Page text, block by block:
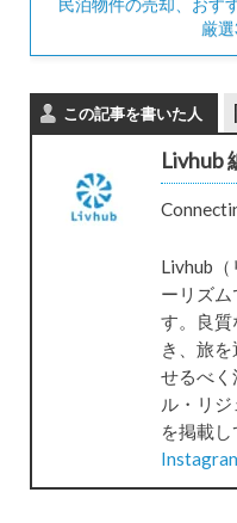
厳
この記事を書いた人
Livhub
Livhub（
ーリズ
す。良質
き、旅
せるべ
ル・リ
を掲載し